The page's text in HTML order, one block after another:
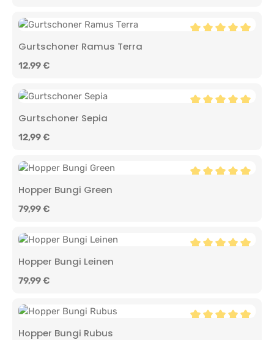
Gurtschoner Ramus Terra
Regulärer Preis:
12,99 €
Gurtschoner Sepia
Regulärer Preis:
12,99 €
Hopper Bungi Green
Regulärer Preis:
79,99 €
Hopper Bungi Leinen
Regulärer Preis:
79,99 €
Hopper Bungi Rubus